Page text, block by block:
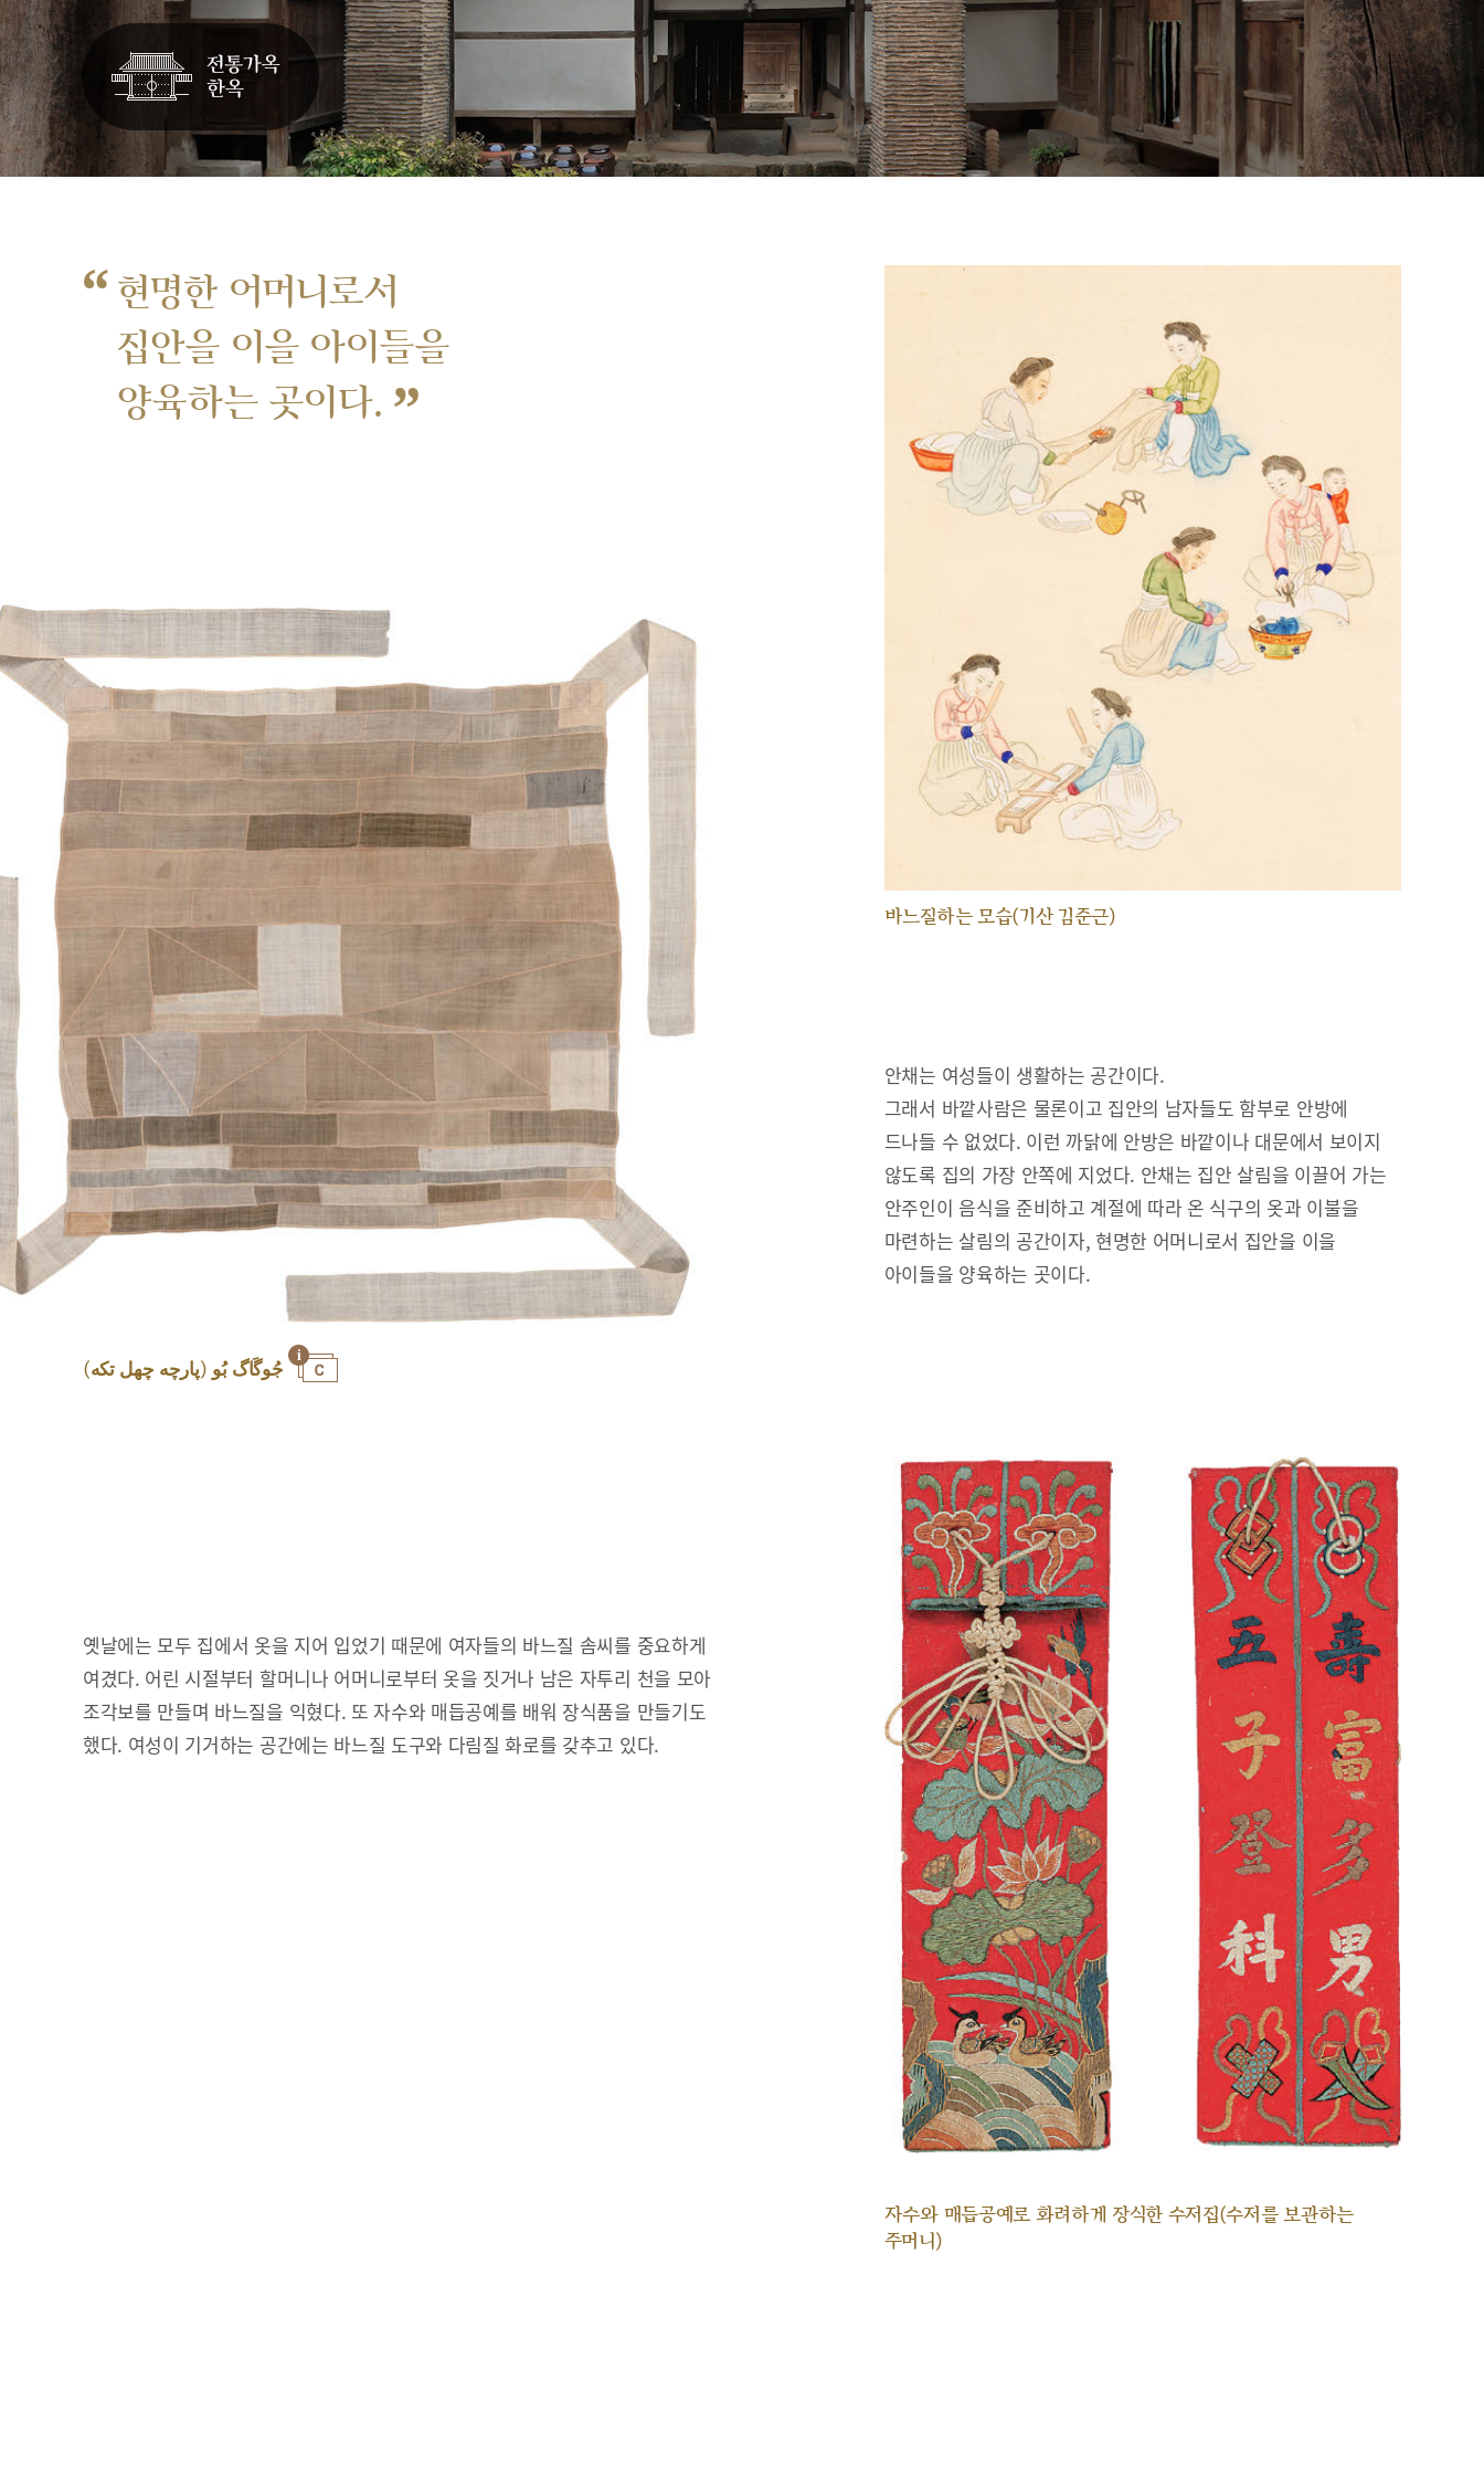
“ 현명한 어머니로서
집안을 이을 아이들을
양육하는 곳이다. ”
바느질하는 모습(기산 김준근)
안채는 여성들이 생활하는 공간이다.
그래서 바깥사람은 물론이고 집안의 남자들도 함부로 안방에
드나들 수 없었다. 이런 까닭에 안방은 바깥이나 대문에서 보이지
않도록 집의 가장 안쪽에 지었다. 안채는 집안 살림을 이끌어 가는
안주인이 음식을 준비하고 계절에 따라 온 식구의 옷과 이불을
마련하는 살림의 공간이자, 현명한 어머니로서 집안을 이을
아이들을 양육하는 곳이다.
옛날에는 모두 집에서 옷을 지어 입었기 때문에 여자들의 바느질 솜씨를 중요하게
여겼다. 어린 시절부터 할머니나 어머니로부터 옷을 짓거나 남은 자투리 천을 모아
조각보를 만들며 바느질을 익혔다. 또 자수와 매듭공예를 배워 장식품을 만들기도
했다. 여성이 기거하는 공간에는 바느질 도구와 다림질 화로를 갖추고 있다.
자수와 매듭공예로 화려하게 장식한 수저집(수저를 보관하는
주머니)